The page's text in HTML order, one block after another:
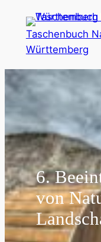
Inhalt
springen
Taschenbuch
Württemberg
6.
von